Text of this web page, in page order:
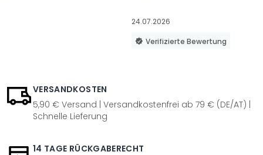
24.07.2026
Verifizierte Bewertung
VERSANDKOSTEN
5,90 € Versand | Versandkostenfrei ab 79 € (DE/AT) |
Schnelle Lieferung
14 TAGE RÜCKGABERECHT